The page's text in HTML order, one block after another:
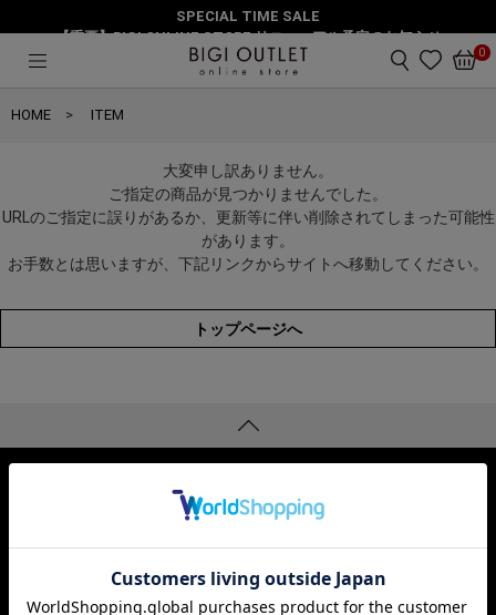
SPECIAL TIME SALE
【重要】BIGI ONLINE STORE リニューアル予定のお知らせ
0
HOME ITEM
大変申し訳ありません。
ご指定の商品が見つかりませんでした。
URLのご指定に誤りがあるか、更新等に伴い削除されてしまった可能性
があります。
お手数とは思いますが、下記リンクからサイトへ移動してください。
トップページへ
ショッピングガイド よくある質問